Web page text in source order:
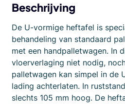
Beschrijving
De U-vormige heftafel is
behandeling van standaard
met een handpalletwagen. In
vloerverlaging niet nodig,
palletwagen kan simpel in de
lading achterlaten. In
slechts 105 mm hoog. De